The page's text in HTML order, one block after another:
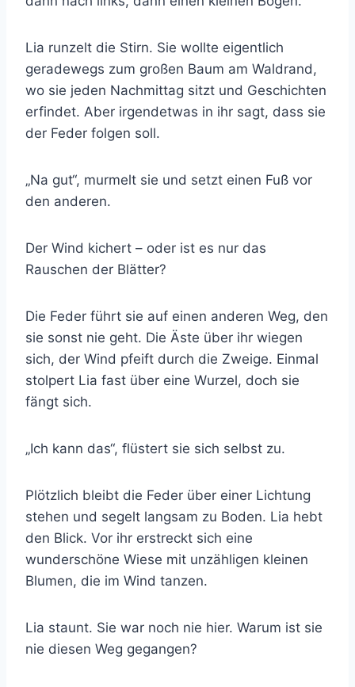
Lia runzelt die Stirn. Sie wollte eigentlich
geradewegs zum großen Baum am Waldrand,
wo sie jeden Nachmittag sitzt und Geschichten
erfindet. Aber irgendetwas in ihr sagt, dass sie
der Feder folgen soll.
„Na gut“, murmelt sie und setzt einen Fuß vor
den anderen.
Der Wind kichert – oder ist es nur das
Rauschen der Blätter?
Die Feder führt sie auf einen anderen Weg, den
sie sonst nie geht. Die Äste über ihr wiegen
sich, der Wind pfeift durch die Zweige. Einmal
stolpert Lia fast über eine Wurzel, doch sie
fängt sich.
„Ich kann das“, flüstert sie sich selbst zu.
Plötzlich bleibt die Feder über einer Lichtung
stehen und segelt langsam zu Boden. Lia hebt
den Blick. Vor ihr erstreckt sich eine
wunderschöne Wiese mit unzähligen kleinen
Blumen, die im Wind tanzen.
Lia staunt. Sie war noch nie hier. Warum ist sie
nie diesen Weg gegangen?